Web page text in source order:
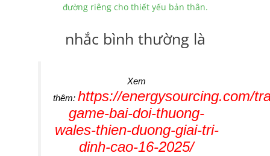
đường riêng cho thiết yếu bản thân.
nhắc bình thường là
Xem
thêm: https://energysourcing.com/
game-bai-doi-thuong-
wales-thien-duong-giai-tri-
dinh-cao-16-2025/